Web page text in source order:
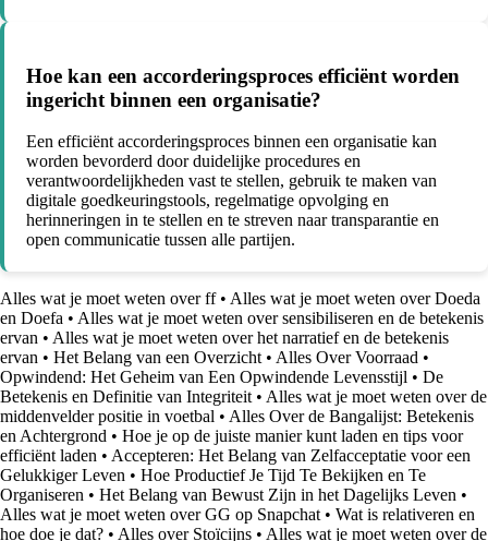
Hoe kan een accorderingsproces efficiënt worden
ingericht binnen een organisatie?
Een efficiënt accorderingsproces binnen een organisatie kan
worden bevorderd door duidelijke procedures en
verantwoordelijkheden vast te stellen, gebruik te maken van
digitale goedkeuringstools, regelmatige opvolging en
herinneringen in te stellen en te streven naar transparantie en
open communicatie tussen alle partijen.
Alles wat je moet weten over ff• Alles wat je moet weten over Doeda
en Doefa • Alles wat je moet weten over sensibiliseren en de betekenis
ervan • Alles wat je moet weten over het narratief en de betekenis
ervan • Het Belang van een Overzicht• Alles Over Voorraad •
Opwindend: Het Geheim van Een Opwindende Levensstijl • De
Betekenis en Definitie van Integriteit• Alles wat je moet weten over de
middenvelder positie in voetbal • Alles Over de Bangalijst: Betekenis
en Achtergrond • Hoe je op de juiste manier kunt laden en tips voor
efficiënt laden • Accepteren: Het Belang van Zelfacceptatie voor een
Gelukkiger Leven • Hoe Productief Je Tijd Te Bekijken en Te
Organiseren • Het Belang van Bewust Zijn in het Dagelijks Leven •
Alles wat je moet weten over GG op Snapchat• Wat is relativeren en
hoe doe je dat? • Alles over Stoïcijns • Alles wat je moet weten over de